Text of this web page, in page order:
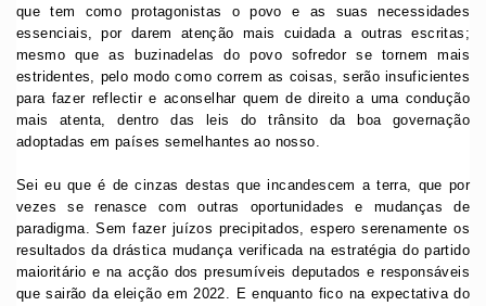
que tem como protagonistas o povo e as suas necessidades
essenciais, por darem atenção mais cuidada a outras escritas;
mesmo que as buzinadelas do povo sofredor se tornem mais
estridentes, pelo modo como correm as coisas, serão insuficientes
para fazer reflectir e aconselhar quem de direito a uma condução
mais atenta, dentro das leis do trânsito da boa governação
adoptadas em países semelhantes ao nosso.
Sei eu que é de cinzas destas que incandescem a terra, que por
vezes se renasce com outras oportunidades e mudanças de
paradigma. Sem fazer juízos precipitados, espero serenamente os
resultados da drástica mudança verificada na estratégia do partido
maioritário e na acção dos presumíveis deputados e responsáveis
que sairão da eleição em 2022. E enquanto fico na expectativa do